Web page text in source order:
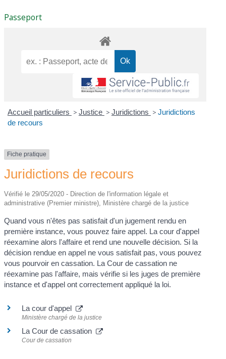
Passeport
Accueil particuliers > Justice > Juridictions > Juridictions
de recours
Fiche pratique
Juridictions de recours
Vérifié le 29/05/2020 - Direction de l'information légale et
administrative (Premier ministre), Ministère chargé de la justice
Quand vous n'êtes pas satisfait d'un jugement rendu en
première instance, vous pouvez faire appel. La cour d'appel
réexamine alors l'affaire et rend une nouvelle décision. Si la
décision rendue en appel ne vous satisfait pas, vous pouvez
vous pourvoir en cassation. La Cour de cassation ne
réexamine pas l'affaire, mais vérifie si les juges de première
instance et d'appel ont correctement appliqué la loi.
La cour d'appel
Ministère chargé de la justice
La Cour de cassation
Cour de cassation